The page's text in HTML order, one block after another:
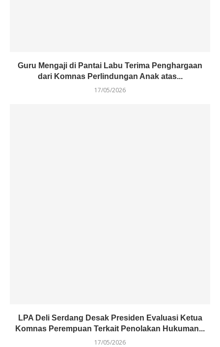
Guru Mengaji di Pantai Labu Terima Penghargaan
dari Komnas Perlindungan Anak atas...
17/05/2026
LPA Deli Serdang Desak Presiden Evaluasi Ketua
Komnas Perempuan Terkait Penolakan Hukuman...
17/05/2026